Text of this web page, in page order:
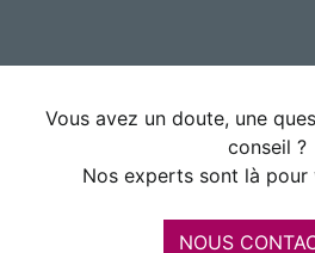
Vous avez un doute, une
conseil ?
Nos experts sont là pour
NOUS